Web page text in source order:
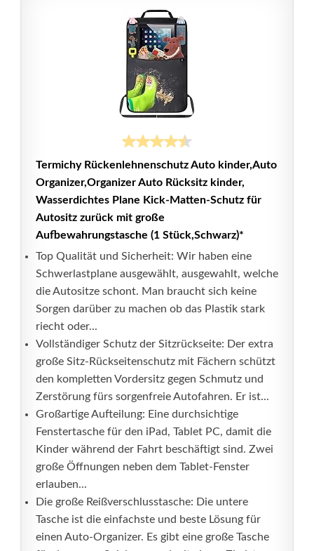
Termichy Rückenlehnenschutz Auto kinder,Auto
Organizer,Organizer Auto Rücksitz kinder,
Wasserdichtes Plane Kick-Matten-Schutz für
Autositz zurück mit große
Aufbewahrungstasche (1 Stück,Schwarz)*
Top Qualität und Sicherheit: Wir haben eine
Schwerlastplane ausgewählt, ausgewahlt, welche
die Autositze schont. Man braucht sich keine
Sorgen darüber zu machen ob das Plastik stark
riecht oder...
Vollständiger Schutz der Sitzrückseite: Der extra
große Sitz-Rückseitenschutz mit Fächern schützt
den kompletten Vordersitz gegen Schmutz und
Zerstörung fürs sorgenfreie Autofahren. Er ist...
Großartige Aufteilung: Eine durchsichtige
Fenstertasche für den iPad, Tablet PC, damit die
Kinder während der Fahrt beschäftigt sind. Zwei
große Öffnungen neben dem Tablet-Fenster
erlauben...
Die große Reißverschlusstasche: Die untere
Tasche ist die einfachste und beste Lösung für
einen Auto-Organizer. Es gibt eine große Tasche